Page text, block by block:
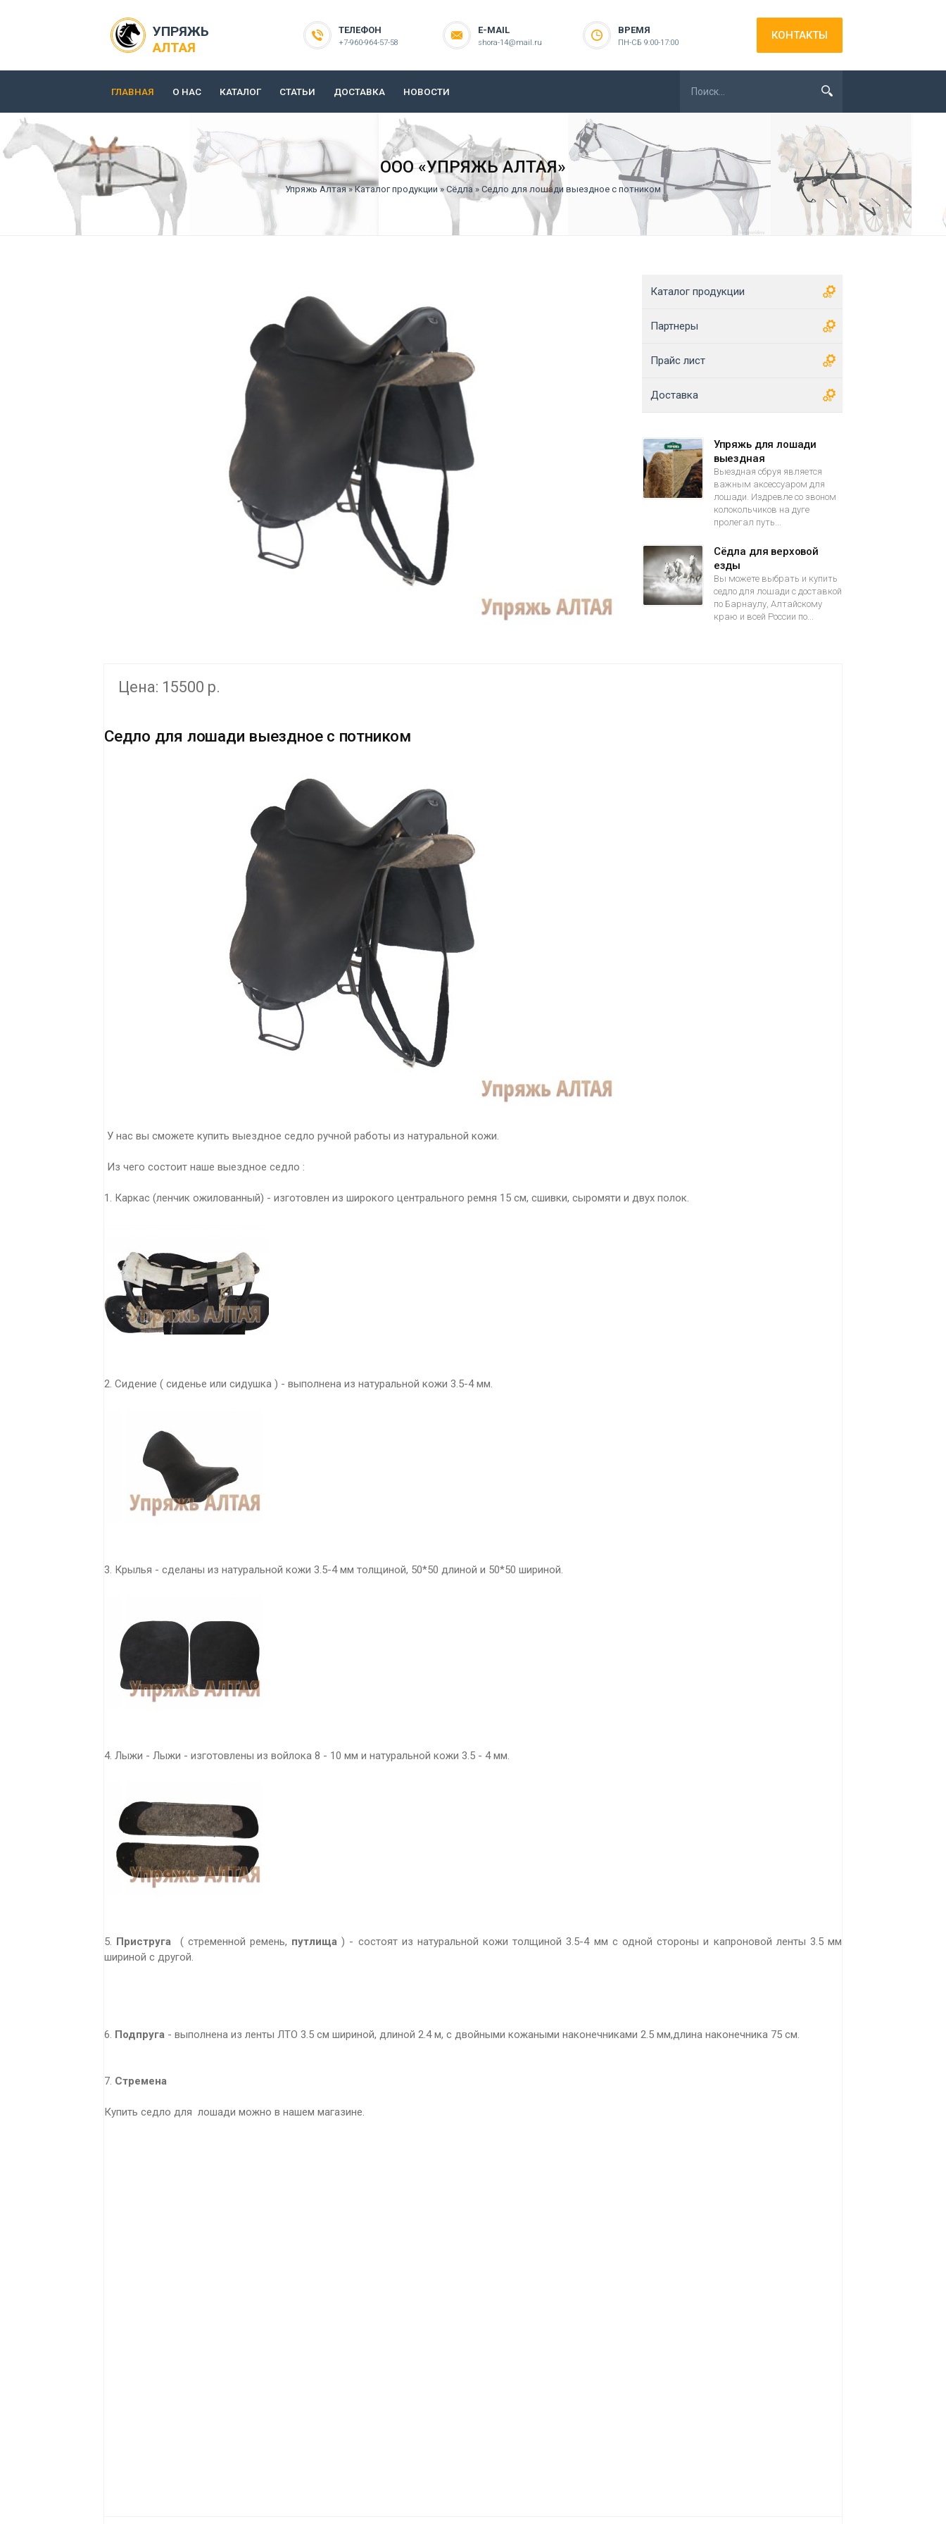
УПРЯЖЬ
АЛТАЯ
ТЕЛЕФОН
+7-960-964-57-58
E-MAIL
shora-14@mail.ru
ВРЕМЯ
ПН-СБ 9:00-17:00
КОНТАКТЫ
ГЛАВНАЯ О НАС КАТАЛОГ СТАТЬИ ДОСТАВКА НОВОСТИ
ООО «УПРЯЖЬ АЛТАЯ»
Упряжь Алтая»Каталог продукции» Сёдла » Седло для лошади выездное с потником
Каталог продукции
Партнеры
Прайс лист
Доставка
Упряжь для лошади
выездная
Выездная сбруя является
важным аксессуаром для
лошади. Издревле со звоном
колокольчиков на дуге
пролегал путь...
Сёдла для верховой
езды
Вы можете выбрать и купить
седло для лошади с доставкой
по Барнаулу, Алтайскому
краю и всей России по...
Цена: 15500 р.
Седло для лошади выездное с потником
У нас вы сможете купить выездное седло ручной работы из натуральной кожи.
Из чего состоит наше выездное седло :
1. Каркас (ленчик ожилованный) - изготовлен из широкого центрального ремня 15 см, сшивки, сыромяти и двух полок.
2. Сидение ( сиденье или сидушка ) - выполнена из натуральной кожи 3.5-4 мм.
3. Крылья - сделаны из натуральной кожи 3.5-4 мм толщиной, 50*50 длиной и 50*50 шириной.
4. Лыжи - Лыжи - изготовлены из войлока 8 - 10 мм и натуральной кожи 3.5 - 4 мм.
5. Приструга ( стременной ремень, путлища) - состоят из натуральной кожи толщиной 3.5-4 мм с одной стороны и капроновой ленты 3.5 мм
шириной с другой.
6. Подпруга - выполнена из ленты ЛТО 3.5 см шириной, длиной 2.4 м, с двойными кожаными наконечниками 2.5 мм,длина наконечника 75 см.
7. Стремена
Купить седло для лошади можно в нашем магазине.